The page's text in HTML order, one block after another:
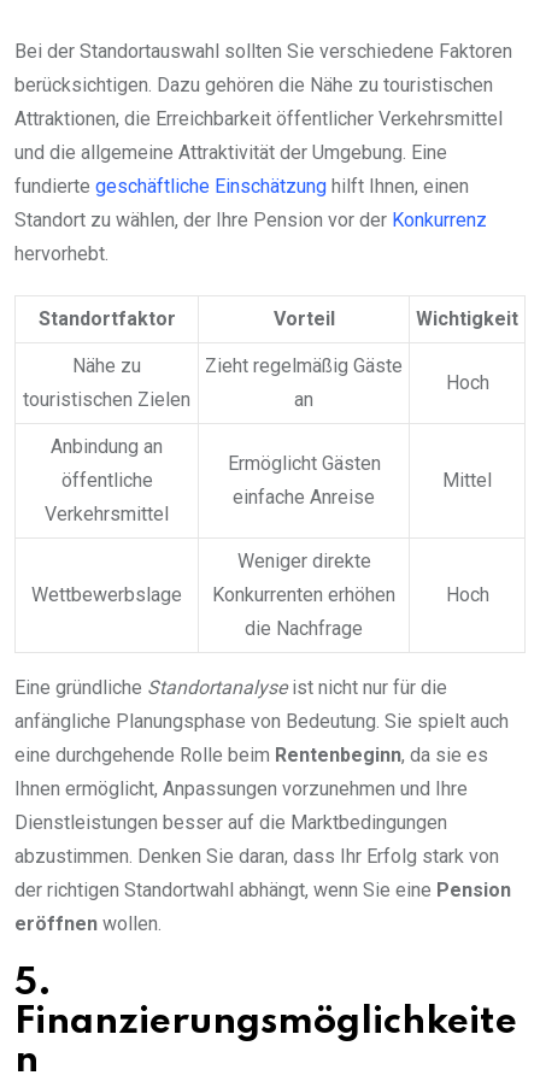
Bei der Standortauswahl sollten Sie verschiedene Faktoren
berücksichtigen. Dazu gehören die Nähe zu touristischen
Attraktionen, die Erreichbarkeit öffentlicher Verkehrsmittel
und die allgemeine Attraktivität der Umgebung. Eine
fundierte geschäftliche Einschätzung hilft Ihnen, einen
Standort zu wählen, der Ihre Pension vor der Konkurrenz
hervorhebt.
Standortfaktor Vorteil Wichtigkeit
Nähe zu
touristischen Zielen
Zieht regelmäßig Gäste
an
Hoch
Anbindung an
öffentliche
Verkehrsmittel
Ermöglicht Gästen
einfache Anreise
Mittel
Wettbewerbslage
Weniger direkte
Konkurrenten erhöhen
die Nachfrage
Hoch
Eine gründliche Standortanalyseist nicht nur für die
anfängliche Planungsphase von Bedeutung. Sie spielt auch
eine durchgehende Rolle beim Rentenbeginn, da sie es
Ihnen ermöglicht, Anpassungen vorzunehmen und Ihre
Dienstleistungen besser auf die Marktbedingungen
abzustimmen. Denken Sie daran, dass Ihr Erfolg stark von
der richtigen Standortwahl abhängt, wenn Sie eine Pension
eröffnen wollen.
5.
Finanzierungsmöglichkeite
n